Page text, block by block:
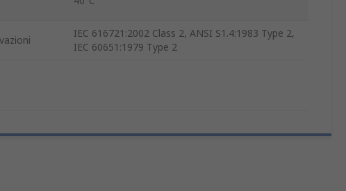
IEC 616721:2002 Class 2, ANSI S1.4:1983 Type 2,
IEC 60651:1979 Type 2